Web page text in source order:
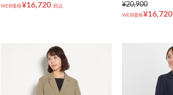
WEB価格¥16,720 税込 ¥20,900
WEB価格¥16,720